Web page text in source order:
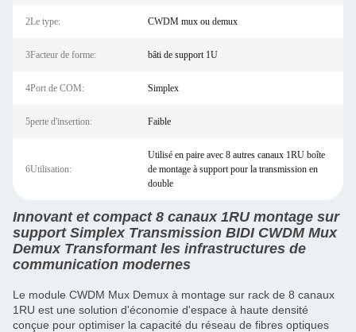
2Le type: CWDM mux ou demux
3Facteur de forme: bâti de support 1U
4Port de COM: Simplex
5perte d'insertion: Faible
6Utilisation:
Utilisé en paire avec 8 autres canaux 1RU boîte
de montage à support pour la transmission en
double
Innovant et compact 8 canaux 1RU montage sur
support Simplex Transmission BIDI CWDM Mux
Demux Transformant les infrastructures de
communication modernes
Le module CWDM Mux Demux à montage sur rack de 8 canaux
1RU est une solution d'économie d'espace à haute densité
conçue pour optimiser la capacité du réseau de fibres optiques